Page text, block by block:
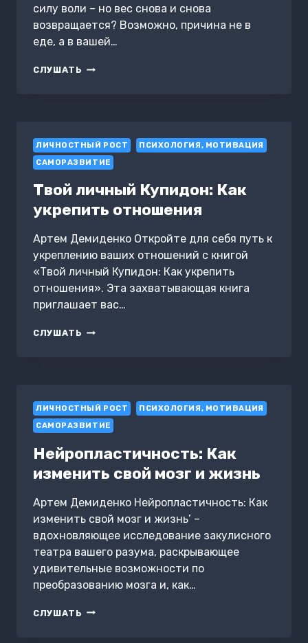
силу воли – но вес снова и снова
возвращается? Возможно, причина не в
еде, а в вашей…
СЛУШАТЬ ЛИШНИЙ
ЛИЧНОСТНЫЙ РОСТ
ПСИХОЛОГИЯ, МОТИВАЦИЯ
САМОРАЗВИТИЕ
Твой личный Купидон: Как
укрепить отношения
Артем Демиденко Откройте для себя путь к
укреплению ваших отношений с книгой
«Твой личный Купидон: Как укрепить
отношения». Эта захватывающая книга
приглашает вас…
СЛУШАТЬ ТВОЙ
ЛИЧНОСТНЫЙ РОСТ
ПСИХОЛОГИЯ, МОТИВАЦИЯ
САМОРАЗВИТИЕ
Нейропластичность: Как
изменить свой мозг и жизнь
Артем Демиденко Нейропластичность: Как
изменить свой мозг и жизнь’ –
вдохновляющее исследование закулисного
театра вашего разума, раскрывающее
удивительные возможности по
преобразованию мозга и, как…
СЛУШАТЬ НЕЙРОПЛАСТИЧНОСТЬ: